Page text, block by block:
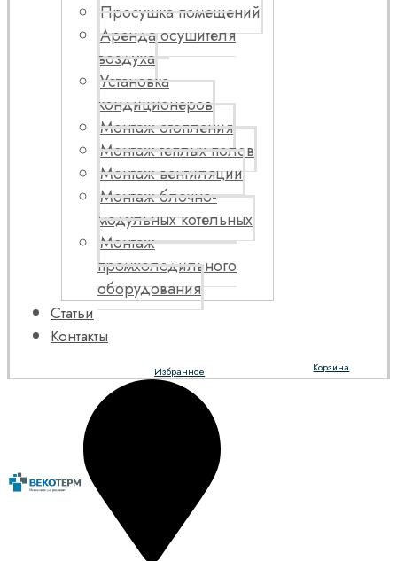
Просушка помещений
Аренда осушителя
воздуха
Установка
кондиционеров
Монтаж отопления
Монтаж теплых полов
Монтаж вентиляции
Монтаж блочно-
модульных котельных
Монтаж
промхолодильного
оборудования
Статьи
Контакты
Корзина
Избранное